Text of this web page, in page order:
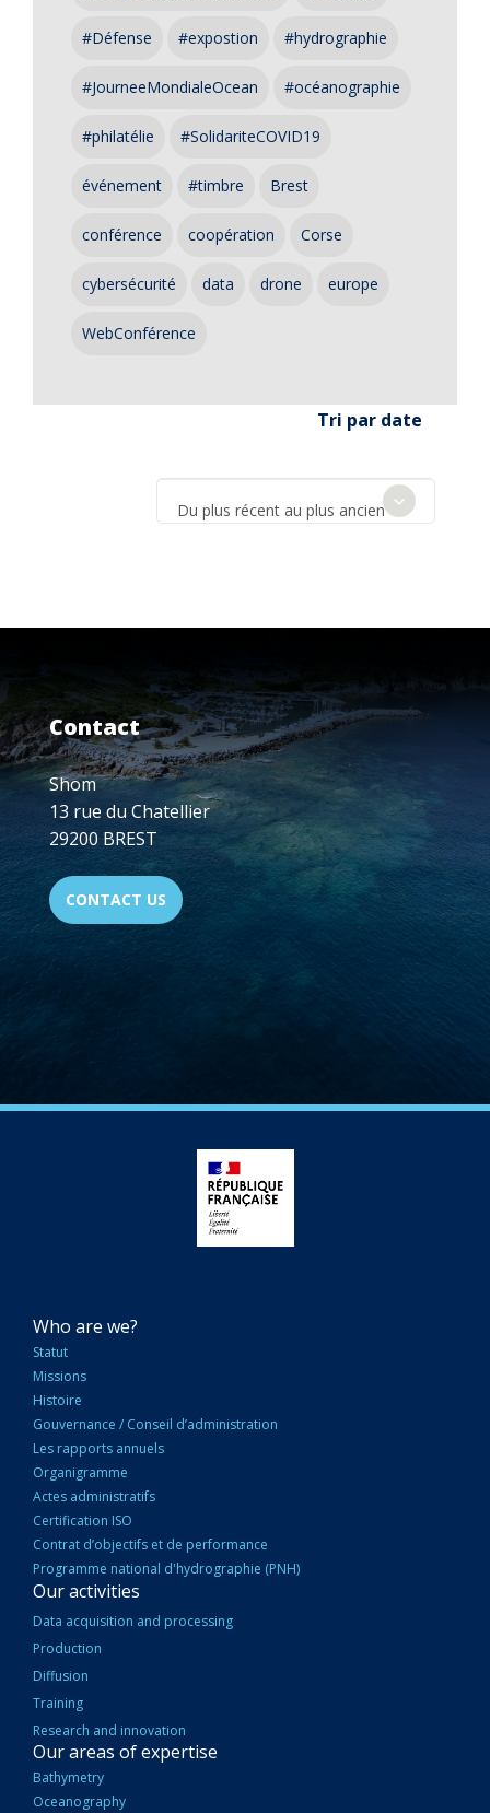
#Défense #expostion #hydrographie
#JourneeMondialeOcean #océanographie
#philatélie #SolidariteCOVID19
événement #timbre Brest
conférence coopération Corse
cybersécurité data drone europe
WebConférence
Tri par date
Du plus récent au plus ancien
Contact
Shom
13 rue du Chatellier
29200 BREST
CONTACT US
NAVIGATION
PRINCIPALE
Who are we?
Statut
Missions
Histoire
Gouvernance / Conseil d’administration
Les rapports annuels
Organigramme
Actes administratifs
Certification ISO
Contrat d’objectifs et de performance
Programme national d'hydrographie (PNH)
Our activities
Data acquisition and processing
Production
Diffusion
Training
Research and innovation
Our areas of expertise
Bathymetry
Oceanography